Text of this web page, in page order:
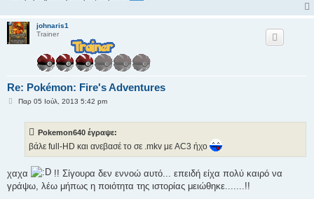
johnaris1
Trainer
Re: Pokémon: Fire's Adventures
Δ
η
Παρ 05 Ιούλ, 2013 5:42 pm
Pokemon640 έγραψε:
βάλε full-HD και ανεβασέ το σε .mkv με AC3 ήχο
χαχα
!! Σίγουρα δεν εννοώ αυτό... επειδή είχα πολύ καιρό να
γράψω, λέω μήπως η ποιότητα της ιστορίας μειώθηκε.......!!